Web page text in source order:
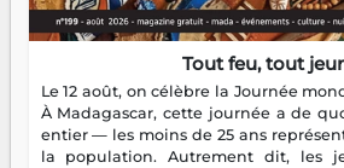
Tout feu, tout
Le 12 août, on célèbre la Journée
À Madagascar, cette journée a de
entier — les moins de 25 ans
la population. Autrement dit, les